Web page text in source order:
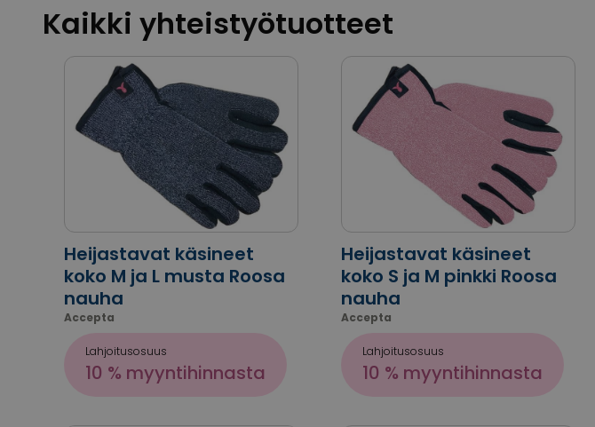
Kaikki yhteistyötuotteet
Heijastavat käsineet
koko M ja L musta Roosa
nauha
Accepta
Lahjoitusosuus
10 % myyntihinnasta
Heijastavat käsineet
koko S ja M pinkki Roosa
nauha
Accepta
Lahjoitusosuus
10 % myyntihinnasta